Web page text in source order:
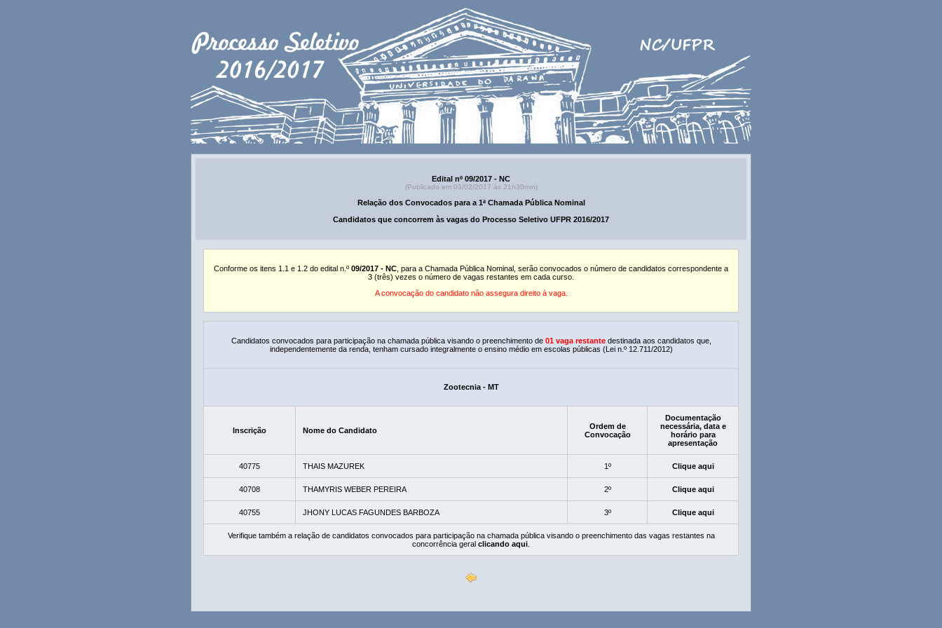
Edital nº 09/2017 - NC
(Publicado em 03/02/2017 às 21h30min)
Relação dos Convocados para a 1ª Chamada Pública Nominal
Candidatos que concorrem às vagas do Processo Seletivo UFPR 2016/2017
Conforme os itens 1.1 e 1.2 do edital n.º 09/2017 - NC , para a Chamada Pública Nominal, serão convocados o número de candidatos correspondente a
3 (três) vezes o número de vagas restantes em cada curso.
A convocação do candidato não assegura direito à vaga.
Candidatos convocados para participação na chamada pública visando o preenchimento de 01 vaga restante destinada aos candidatos que,
independentemente da renda, tenham cursado integralmente o ensino médio em escolas públicas (Lei n.º 12.711/2012)
Zootecnia - MT
Inscrição Nome do Candidato
Ordem de
Convocação
Documentação
necessária, data e
horário para
apresentação
40775 THAIS MAZUREK 1º Clique aqui
40708 THAMYRIS WEBER PEREIRA 2º Clique aqui
40755 JHONY LUCAS FAGUNDES BARBOZA 3º Clique aqui
Verifique também a relação de candidatos convocados para participação na chamada pública visando o preenchimento das vagas restantes na
concorrência geral clicando aqui